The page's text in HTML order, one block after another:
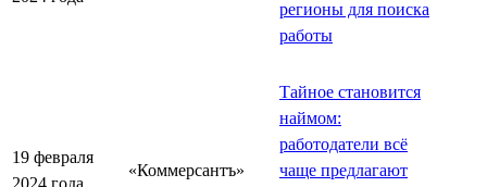
регионы для поиска
работы
19 февраля
2024 года
«Коммерсантъ»
Тайное становится
наймом:
работодатели всё
чаще предлагают